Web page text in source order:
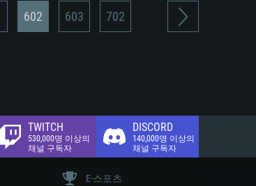
602 603 702
TWITCH
530,000명 이상의
채널 구독자
DISCORD
140,000명 이상의
채널 구독자
E-스포츠